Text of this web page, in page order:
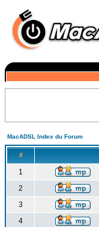
MacADSL Index du Forum
#
1
2
3
4